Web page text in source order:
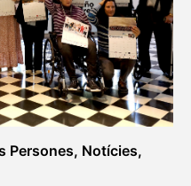
Persones, Notícies,